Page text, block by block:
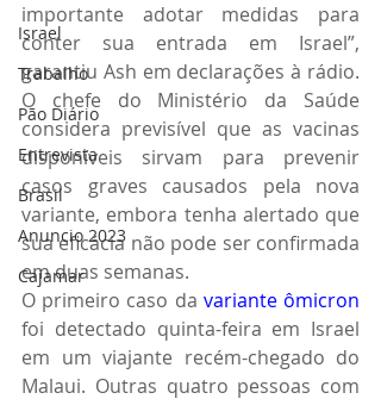
Israel
Trabalho
Pão Diário
Entrevista
Brasil
Anuncio 2023
Cajamar
importante adotar medidas para
conter sua entrada em Israel”,
garantiu Ash em declarações à rádio.
O chefe do Ministério da Saúde
considera previsível que as vacinas
disponíveis sirvam para prevenir
casos graves causados pela nova
variante, embora tenha alertado que
sua eficácia não pode ser confirmada
em duas semanas.
O primeiro caso da variante ômicron
foi detectado quinta-feira em Israel
em um viajante recém-chegado do
Malaui. Outras quatro pessoas com